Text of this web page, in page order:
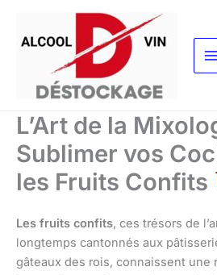
contenu
L’Art de la
Sublimer vos
les Fruits Confits
Les fruits confits, ces trésors de
longtemps cantonnés aux
gâteaux des rois, connaissent une